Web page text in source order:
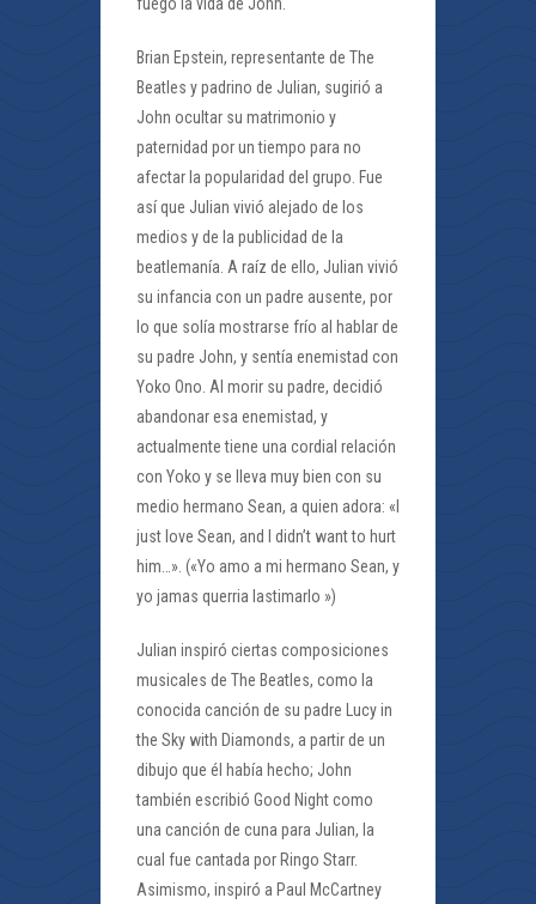
Brian Epstein, representante de The
Beatles y padrino de Julian, sugirió a
John ocultar su matrimonio y
paternidad por un tiempo para no
afectar la popularidad del grupo. Fue
así que Julian vivió alejado de los
medios y de la publicidad de la
beatlemanía. A raíz de ello, Julian vivió
su infancia con un padre ausente, por
lo que solía mostrarse frío al hablar de
su padre John, y sentía enemistad con
Yoko Ono. Al morir su padre, decidió
abandonar esa enemistad, y
actualmente tiene una cordial relación
con Yoko y se lleva muy bien con su
medio hermano Sean, a quien adora: «I
just love Sean, and I didn’t want to hurt
him…». («Yo amo a mi hermano Sean, y
yo jamas querria lastimarlo »)
Julian inspiró ciertas composiciones
musicales de The Beatles, como la
conocida canción de su padre Lucy in
the Sky with Diamonds, a partir de un
dibujo que él había hecho; John
también escribió Good Night como
una canción de cuna para Julian, la
cual fue cantada por Ringo Starr.
Asimismo, inspiró a Paul McCartney